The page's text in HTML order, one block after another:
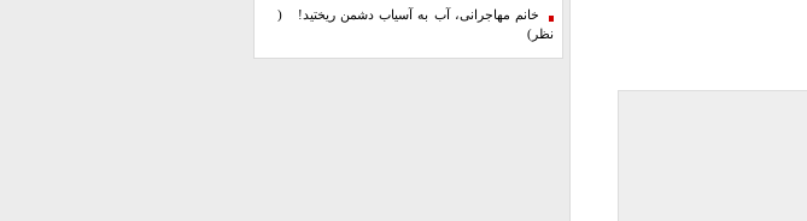
خانم مهاجرانی، آب به آسیاب دشمن ریختید! (
نظر)